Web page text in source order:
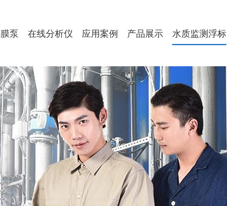
泵 在线分析仪 应用案例 产品展示 水质监测浮标